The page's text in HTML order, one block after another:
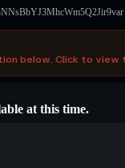
below. Click to
at this time.